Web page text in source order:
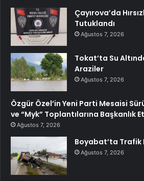
Çayırova’da
Tutuklandı
Ağustos 7, 2026
Tokat’ta Su
Araziler
Ağustos 7, 2026
Özgür Özel’in Yeni Parti Mesaisi
ve “Myk” Toplantılarına Başkanlık
Ağustos 7, 2026
Boyabat’ta Trafik
Ağustos 7, 2026